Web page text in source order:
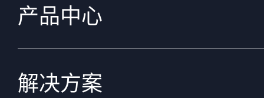
产品中心
解决方案